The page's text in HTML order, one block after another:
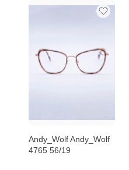
Andy_Wolf Andy_Wolf
4765 56/19